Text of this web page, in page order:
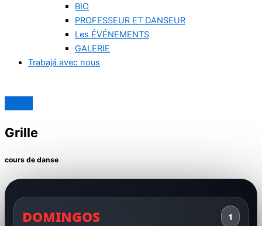
BIO
PROFESSEUR ET DANSEUR
Les ÉVÉNEMENTS
GALERIE
Trabajá avec nous
Grille
cours de danse
DOMINGOS 1